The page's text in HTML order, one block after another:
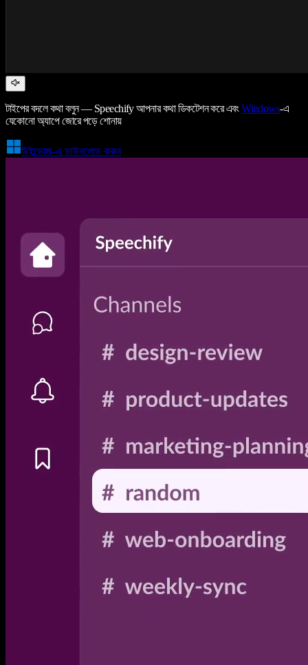
টাইপের বদলে কথা বলুন — Speechify আপনার কথা ডিকটেশন করে এবংWindows-এ
যেকোনো অ্যাপে জোরে পড়ে শোনায়
উইন্ডোজ-এ ডাউনলোড করুন